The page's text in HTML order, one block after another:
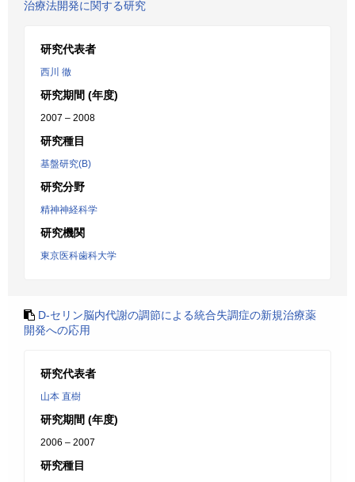
治療法開発に関する研究
研究代表者
西川 徹
研究期間 (年度)
2007 – 2008
研究種目
基盤研究(B)
研究分野
精神神経科学
研究機関
東京医科歯科大学
D-セリン脳内代謝の調節による統合失調症の新規治療薬
開発への応用
研究代表者
山本 直樹
研究期間 (年度)
2006 – 2007
研究種目